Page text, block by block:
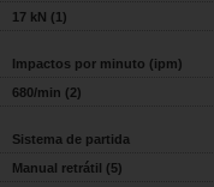
17 kN (1)
Impactos por minuto (ipm)
680/min (2)
Sistema de partida
Manual retrátil (5)